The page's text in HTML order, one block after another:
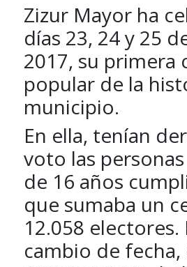
Zizur Mayor ha
días 23, 24 y 25
2017, su primera
popular de la
municipio.
En ella, tenían
voto las
de 16 años
que sumaba un
12.058 electores.
cambio de fecha,